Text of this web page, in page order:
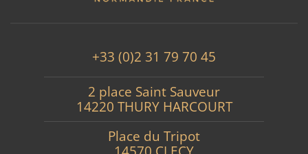
+33 (0)2 31 79 70 45
2 place Saint Sauveur
14220 THURY HARCOURT
Place du Tripot